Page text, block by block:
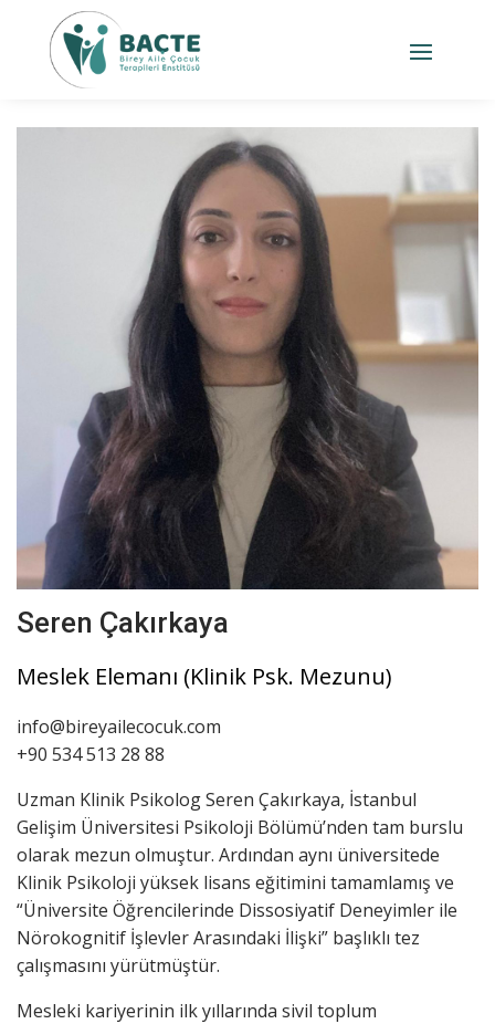
Seren Çakırkaya
Meslek Elemanı (Klinik Psk. Mezunu)
info@bireyailecocuk.com
+90 534 513 28 88
Uzman Klinik Psikolog Seren Çakırkaya, İstanbul
Gelişim Üniversitesi Psikoloji Bölümü’nden tam burslu
olarak mezun olmuştur. Ardından aynı üniversitede
Klinik Psikoloji yüksek lisans eğitimini tamamlamış ve
“Üniversite Öğrencilerinde Dissosiyatif Deneyimler ile
Nörokognitif İşlevler Arasındaki İlişki” başlıklı tez
çalışmasını yürütmüştür.
Mesleki kariyerinin ilk yıllarında sivil toplum